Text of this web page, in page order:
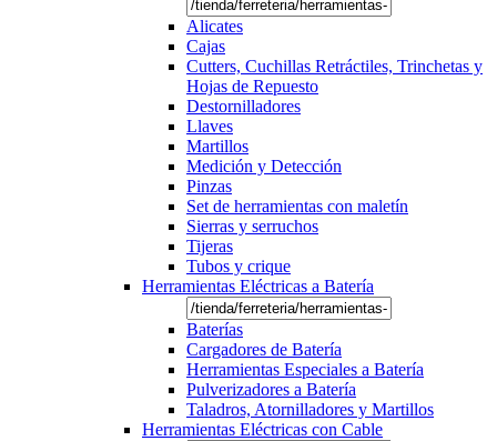
Alicates
Cajas
Cutters, Cuchillas Retráctiles, Trinchetas y
Hojas de Repuesto
Destornilladores
Llaves
Martillos
Medición y Detección
Pinzas
Set de herramientas con maletín
Sierras y serruchos
Tijeras
Tubos y crique
Herramientas Eléctricas a Batería
Baterías
Cargadores de Batería
Herramientas Especiales a Batería
Pulverizadores a Batería
Taladros, Atornilladores y Martillos
Herramientas Eléctricas con Cable